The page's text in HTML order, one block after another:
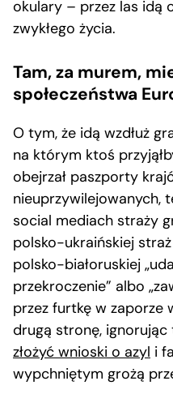
okulary – przez las idą
zwykłego życia.
Tam, za murem,
społeczeństwa
O tym, że idą wzdłuż
na którym ktoś
obejrzał paszporty
nieuprzywilejowanych,
social mediach straży
polsko-ukraińskiej straż
polsko-białoruskiej
przekroczenie” albo
przez furtkę w zaporze
drugą stronę, ignorując
złożyć wnioski o azyl i
wypchniętym grożą